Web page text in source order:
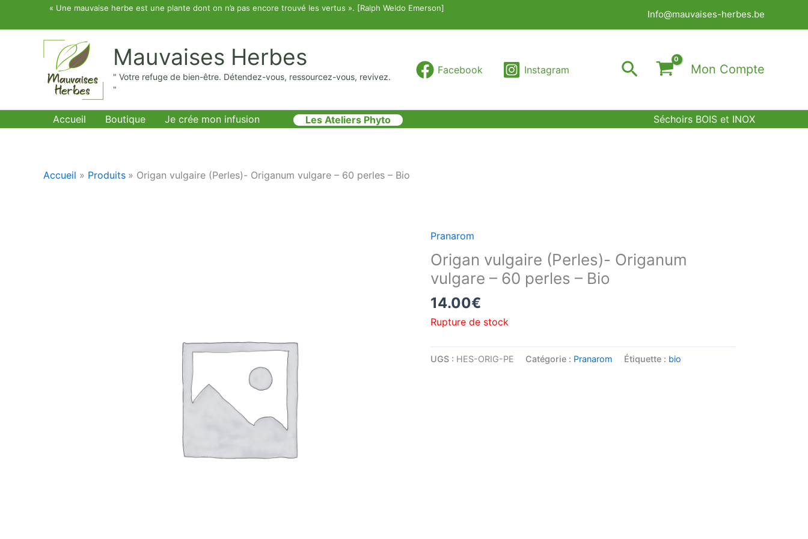
« Une mauvaise herbe est une plante dont on n’a pas encore trouvé les vertus ». [Ralph Weldo Emerson]
Info@mauvaises-herbes.be
Mauvaises Herbes
" Votre refuge de bien-être. Détendez-vous, ressourcez-vous, revivez.
"
Facebook Instagram RechercherMon Compte
Accueil Boutique Je crée mon infusion Les Ateliers Phyto Séchoirs BOIS et INOX
Accueil Produits Origan vulgaire (Perles)- Origanum vulgare – 60 perles – Bio
Pranarom
Origan vulgaire (Perles)- Origanum
vulgare – 60 perles – Bio
14.00€
Rupture de stock
UGS : HES-ORIG-PE Catégorie : Pranarom Étiquette : bio